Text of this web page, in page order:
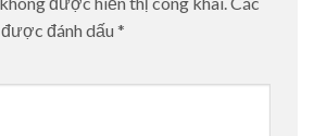
đánh dấu *